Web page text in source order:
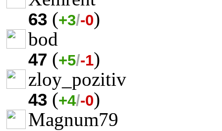
63 (+3/-0)
bod
47 (+5/-1)
zloy_pozitiv
43 (+4/-0)
Magnum79